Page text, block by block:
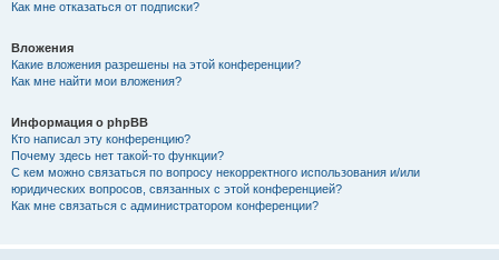
Как мне отказаться от подписки?
Вложения
Какие вложения разрешены на этой конференции?
Как мне найти мои вложения?
Информация о phpBB
Кто написал эту конференцию?
Почему здесь нет такой-то функции?
С кем можно связаться по вопросу некорректного использования и/или
юридических вопросов, связанных с этой конференцией?
Как мне связаться с администратором конференции?